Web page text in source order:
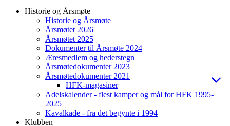
Historie og Årsmøte
Historie og Årsmøte
Årsmøtet 2026
Årsmøtet 2025
Dokumenter til Årsmøte 2024
Æresmedlem og hederstegn
Årsmøtedokumenter 2023
Årsmøtedokumenter 2021
HFK-magasiner
Adelskalender - flest kamper og mål for HFK 1995-
2025
Kavalkade - fra det begynte i 1994
Klubben